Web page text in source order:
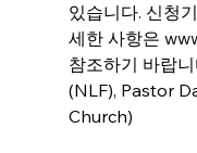
있습니다. 신청
세한 사항은
참조하기 바랍
(NLF), Pastor
Church)